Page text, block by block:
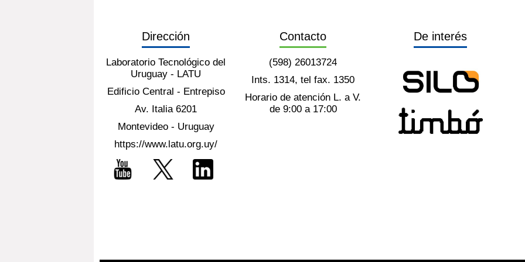
Dirección
Laboratorio Tecnológico del
Uruguay - LATU
Edificio Central - Entrepiso
Av. Italia 6201
Montevideo - Uruguay
https://www.latu.org.uy/
Contacto
(598) 26013724
Ints. 1314, tel fax. 1350
Horario de atención L. a V.
de 9:00 a 17:00
De interés